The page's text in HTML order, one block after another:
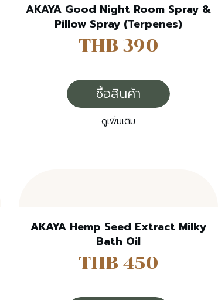
AKAYA Good Night Room Spray &
Pillow Spray (Terpenes)
THB 390
ซื้อสินค้า
ดูเพิ่มเติม
AKAYA Hemp Seed Extract Milky
Bath Oil
THB 450